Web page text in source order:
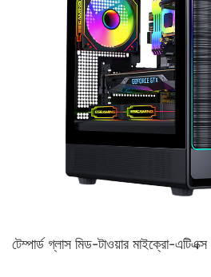
টেম্পার্ড গ্লাস মিড-টাওয়ার মাইক্রো-